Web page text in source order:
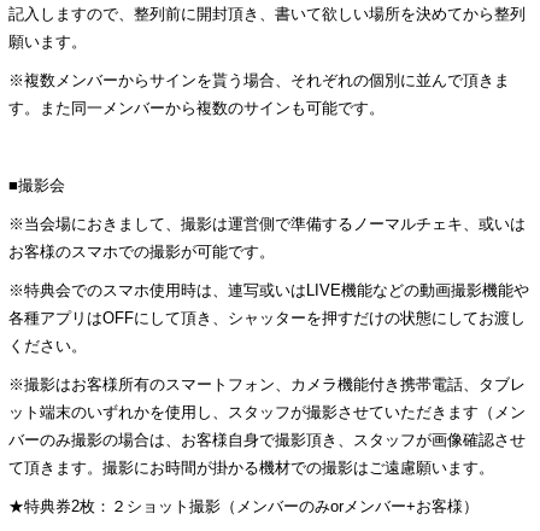
記入しますので、整列前に開封頂き、書いて欲しい場所を決めてから整列
願います。
※複数メンバーからサインを貰う場合、それぞれの個別に並んで頂きま
す。また同一メンバーから複数のサインも可能です。
■撮影会
※当会場におきまして、撮影は運営側で準備するノーマルチェキ、或いは
お客様のスマホでの撮影が可能です。
※特典会でのスマホ使用時は、連写或いはLIVE機能などの動画撮影機能や
各種アプリはOFFにして頂き、シャッターを押すだけの状態にしてお渡し
ください。
※撮影はお客様所有のスマートフォン、カメラ機能付き携帯電話、タブレ
ット端末のいずれかを使用し、スタッフが撮影させていただきます（メン
バーのみ撮影の場合は、お客様自身で撮影頂き、スタッフが画像確認させ
て頂きます。撮影にお時間が掛かる機材での撮影はご遠慮願います。
★特典券2枚：２ショット撮影（メンバーのみorメンバー+お客様）